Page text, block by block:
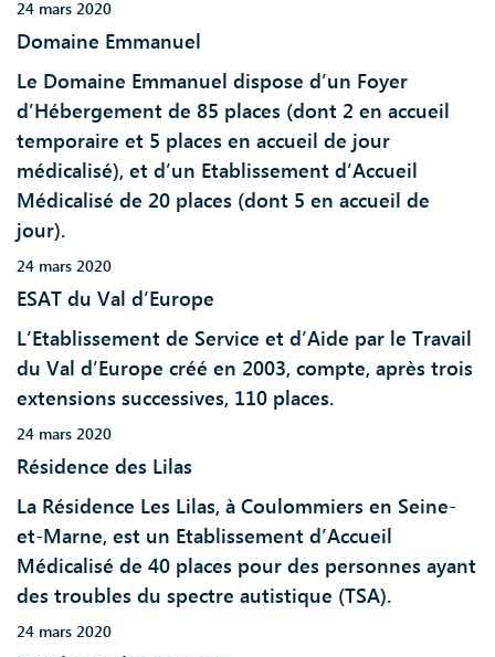
24 mars 2020
Domaine Emmanuel
Le Domaine Emmanuel dispose d’un Foyer
d’Hébergement de 85 places (dont 2 en accueil
temporaire et 5 places en accueil de jour
médicalisé), et d’un Etablissement d’Accueil
Médicalisé de 20 places (dont 5 en accueil de
jour).
24 mars 2020
ESAT du Val d’Europe
L’Etablissement de Service et d’Aide par le Travail
du Val d’Europe créé en 2003, compte, après trois
extensions successives, 110 places.
24 mars 2020
Résidence des Lilas
La Résidence Les Lilas, à Coulommiers en Seine-
et-Marne, est un Etablissement d’Accueil
Médicalisé de 40 places pour des personnes ayant
des troubles du spectre autistique (TSA).
24 mars 2020